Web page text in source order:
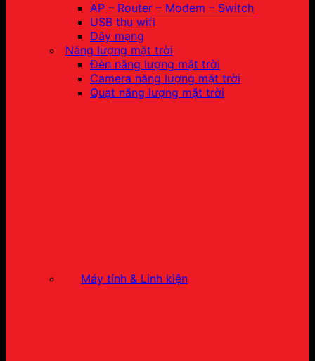
AP – Router – Modem – Switch
USB thu wifi
Dây mạng
Năng lượng mặt trời
Đèn năng lượng mặt trời
Camera năng lượng mặt trời
Quạt năng lượng mặt trời
Máy tính & Linh kiện